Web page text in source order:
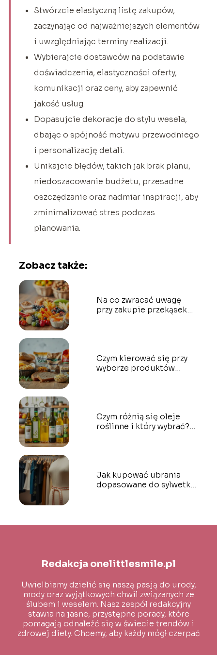
Stwórzcie elastyczną listę zakupów,
zaczynając od najważniejszych elementów
i uwzględniając terminy realizacji.
Wybierajcie dostawców na podstawie
doświadczenia, elastyczności oferty,
komunikacji oraz ceny, aby zapewnić
jakość usług.
Dopasujcie dekoracje do stylu wesela,
dbając o spójność motywu przewodniego
i personalizację detali.
Unikajcie błędów, takich jak brak planu,
niedoszacowanie budżetu, przesadne
oszczędzanie oraz nadmiar inspiracji, aby
zminimalizować stres podczas
planowania.
Zobacz także:
Na co zwracać uwagę
przy zakupie przekąsek
Czym kierować się przy
wyborze produktów
Czym różnią się oleje
roślinne i który wybrać?
Jak kupować ubrania
dopasowane do sylwetki?
Redakcja onelittlesmile.pl
Uwielbiamy dzielić się naszą pasją do urody,
mody oraz wyjątkowych chwil związanych ze
ślubem i weselem. Nasz zespół redakcyjny
stawia na jasne, przystępne porady, które
pomagają odnaleźć się w świecie trendów i
zdrowej diety. Chcemy, aby każdy mógł czerpać